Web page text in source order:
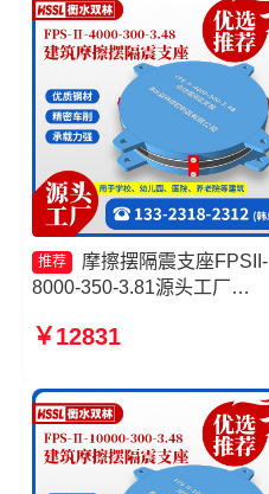
推荐
摩擦摆隔震支座FPSII-
8000-350-3.81源头工厂
厂家 摩擦摆支座定制 摩擦摆
3.48生产厂家
￥12831